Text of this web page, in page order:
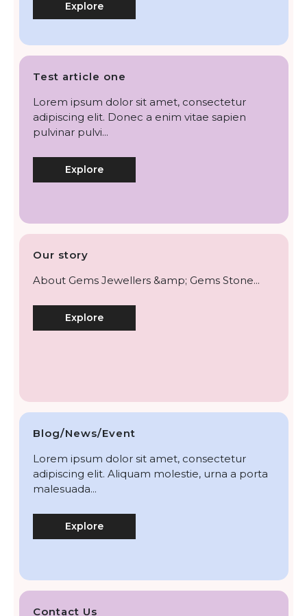
Explore
Test article one
Lorem ipsum dolor sit amet, consectetur
adipiscing elit. Donec a enim vitae sapien
pulvinar pulvi...
Explore
Our story
About Gems Jewellers &amp; Gems Stone...
Explore
Blog/News/Event
Lorem ipsum dolor sit amet, consectetur
adipiscing elit. Aliquam molestie, urna a porta
malesuada...
Explore
Contact Us